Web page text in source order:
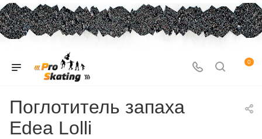
0
Поглотитель запаха
Edea Lolli